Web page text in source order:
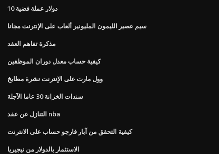
10 دولار عملة فضية
سيم عصير الليمون المليونير ألعاب على الإنترنت مجانا
مذكرة تفاهم العقد
كيفية حساب معدل دوران الموظفين
وول مارت على الإنترنت نشرة مطابخ
سندات الخزانة 30 عاما الآجلة
التنازل عن عقد nba
كيفية التحقق من آبار فارجو حساب على الانترنت
الاستثمار بالدولار من نيجيريا